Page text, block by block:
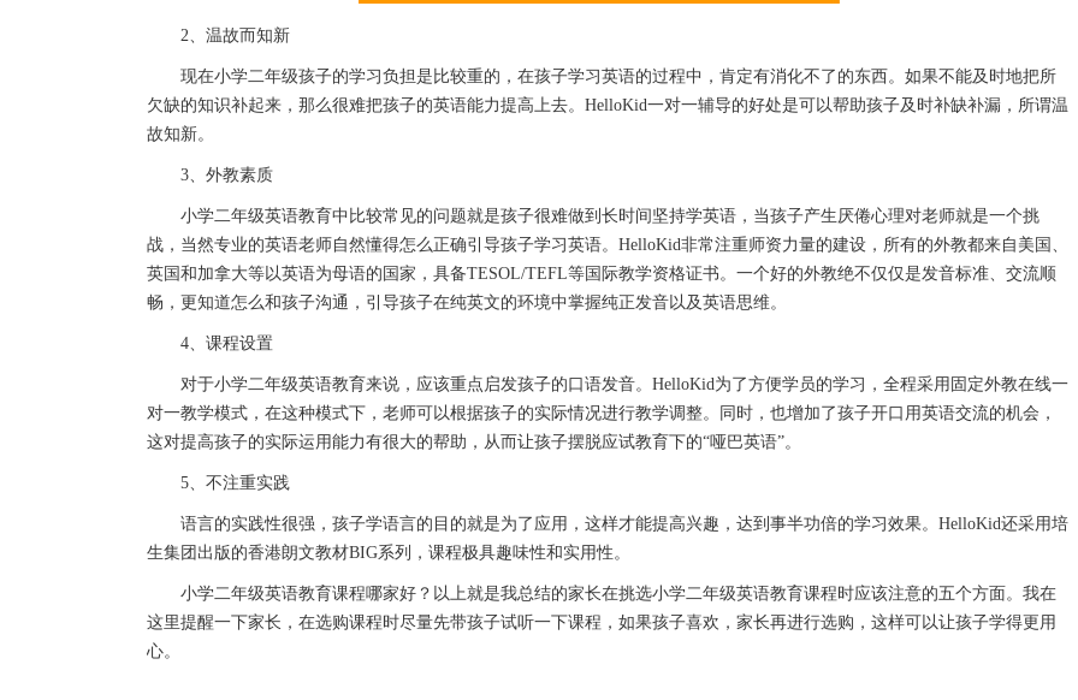
2、温故而知新
现在小学二年级孩子的学习负担是比较重的，在孩子学习英语的过程中，肯定有消化不了的东西。如果不能及时地把所
欠缺的知识补起来，那么很难把孩子的英语能力提高上去。HelloKid一对一辅导的好处是可以帮助孩子及时补缺补漏，所谓温
故知新。
3、外教素质
小学二年级英语教育中比较常见的问题就是孩子很难做到长时间坚持学英语，当孩子产生厌倦心理对老师就是一个挑
战，当然专业的英语老师自然懂得怎么正确引导孩子学习英语。HelloKid非常注重师资力量的建设，所有的外教都来自美国、
英国和加拿大等以英语为母语的国家，具备TESOL/TEFL等国际教学资格证书。一个好的外教绝不仅仅是发音标准、交流顺
畅，更知道怎么和孩子沟通，引导孩子在纯英文的环境中掌握纯正发音以及英语思维。
4、课程设置
对于小学二年级英语教育来说，应该重点启发孩子的口语发音。HelloKid为了方便学员的学习，全程采用固定外教在线一
对一教学模式，在这种模式下，老师可以根据孩子的实际情况进行教学调整。同时，也增加了孩子开口用英语交流的机会，
这对提高孩子的实际运用能力有很大的帮助，从而让孩子摆脱应试教育下的“哑巴英语”。
5、不注重实践
语言的实践性很强，孩子学语言的目的就是为了应用，这样才能提高兴趣，达到事半功倍的学习效果。HelloKid还采用培
生集团出版的香港朗文教材BIG系列，课程极具趣味性和实用性。
小学二年级英语教育课程哪家好？以上就是我总结的家长在挑选小学二年级英语教育课程时应该注意的五个方面。我在
这里提醒一下家长，在选购课程时尽量先带孩子试听一下课程，如果孩子喜欢，家长再进行选购，这样可以让孩子学得更用
心。